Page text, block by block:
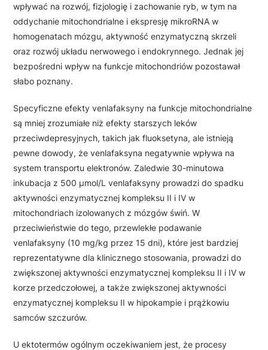
wpływać na rozwój, fizjologię i zachowanie ryb, w tym na
oddychanie mitochondrialne i ekspresję mikroRNA w
homogenatach mózgu, aktywność enzymatyczną skrzeli
oraz rozwój układu nerwowego i endokrynnego. Jednak jej
bezpośredni wpływ na funkcje mitochondriów pozostawał
słabo poznany.
Specyficzne efekty venlafaksyny na funkcje mitochondrialne
są mniej zrozumiałe niż efekty starszych leków
przeciwdepresyjnych, takich jak fluoksetyna, ale istnieją
pewne dowody, że venlafaksyna negatywnie wpływa na
system transportu elektronów. Zaledwie 30-minutowa
inkubacja z 500 μmol/L venlafaksyny prowadzi do spadku
aktywności enzymatycznej kompleksu II i IV w
mitochondriach izolowanych z mózgów świń. W
przeciwieństwie do tego, przewlekłe podawanie
venlafaksyny (10 mg/kg przez 15 dni), które jest bardziej
reprezentatywne dla klinicznego stosowania, prowadzi do
zwiększonej aktywności enzymatycznej kompleksu II i IV w
korze przedczołowej, a także zwiększonej aktywności
enzymatycznej kompleksu II w hipokampie i prążkowiu
samców szczurów.
U ektotermów ogólnym oczekiwaniem jest, że procesy